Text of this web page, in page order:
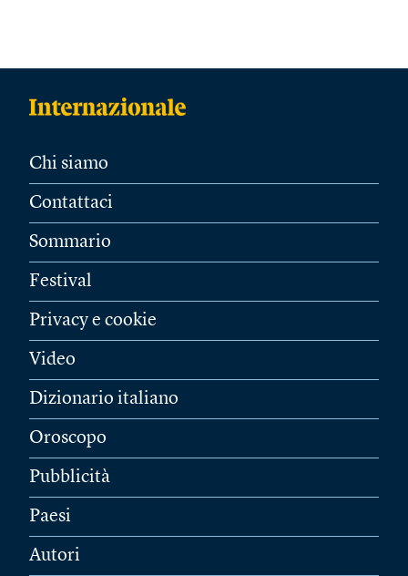
Chi siamo
Contattaci
Sommario
Festival
Privacy e cookie
Video
Dizionario italiano
Oroscopo
Pubblicità
Paesi
Autori